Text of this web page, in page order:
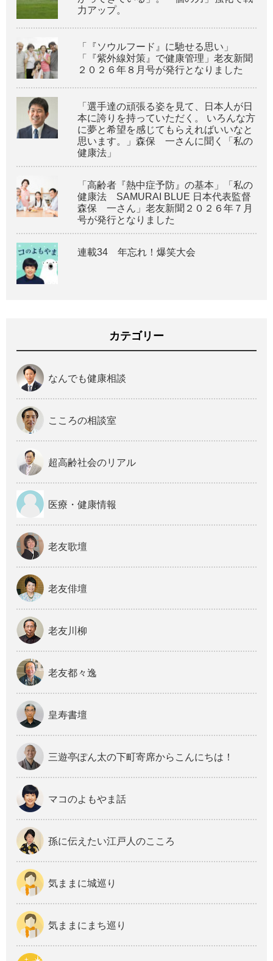
力アップ。
「『ソウルフード』に馳せる思い」
「『紫外線対策』で健康管理」老友新聞
２０２６年８月号が発行となりました
「選手達の頑張る姿を見て、日本人が日
本に誇りを持っていただく。 いろんな方
に夢と希望を感じてもらえればいいなと
思います。」森保 一さんに聞く「私の
健康法」
「高齢者『熱中症予防』の基本」「私の
健康法 SAMURAI BLUE 日本代表監督
森保 一さん」老友新聞２０２６年７月
号が発行となりました
連載34 年忘れ！爆笑大会
カテゴリー
なんでも健康相談
こころの相談室
超高齢社会のリアル
医療・健康情報
老友歌壇
老友俳壇
老友川柳
老友都々逸
皇寿書壇
三遊亭ぽん太の下町寄席からこんにちは！
マコのよもやま話
孫に伝えたい江戸人のこころ
気ままに城巡り
気ままにまち巡り